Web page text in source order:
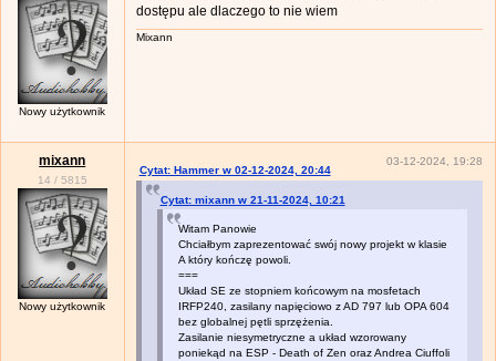
Nowy użytkownik
dostępu ale dlaczego to nie wiem
Mixann
mixann
14 / 5815
Nowy użytkownik
03-12-2024, 19:28
Cytat: Hammer w 02-12-2024, 20:44
Cytat: mixann w 21-11-2024, 10:21
Witam Panowie
Chciałbym zaprezentować swój nowy projekt w klasie
A który kończę powoli.
===
Układ SE ze stopniem końcowym na mosfetach
IRFP240, zasilany napięciowo z AD 797 lub OPA 604
bez globalnej pętli sprzężenia.
Zasilanie niesymetryczne a układ wzorowany
poniekąd na ESP - Death of Zen oraz Andrea Ciuffoli